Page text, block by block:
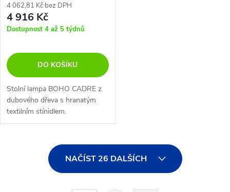
4 062,81 Kč bez DPH
4 916 Kč
Dostupnost 4 až 5 týdnů
DO KOŠÍKU
Stolní lampa BOHO CADRE z
dubového dřeva s hranatým
textilním stínidlem.
NAČÍST 26 DALŠÍCH